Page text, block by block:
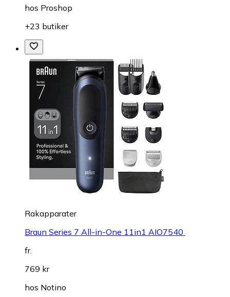
hos Proshop
+23 butiker
Rakapparater
Braun Series 7 All-in-One 11in1 AIO7540
fr.
769 kr
hos Notino